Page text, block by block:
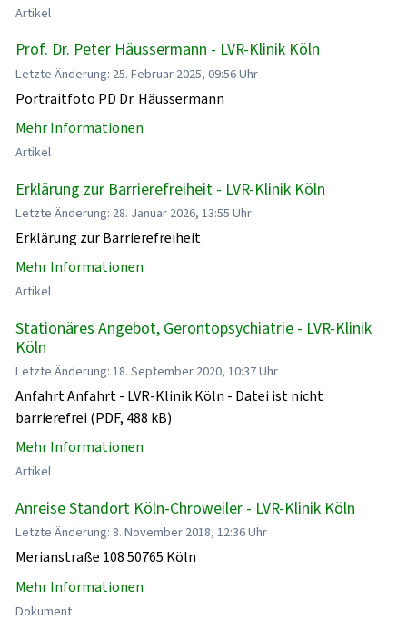
Artikel
Prof. Dr. Peter Häussermann - LVR-Klinik Köln
Letzte Änderung: 25. Februar 2025, 09:56 Uhr
Portraitfoto PD Dr. Häussermann
Mehr Informationen
Artikel
Erklärung zur Barrierefreiheit - LVR-Klinik Köln
Letzte Änderung: 28. Januar 2026, 13:55 Uhr
Erklärung zur Barrierefreiheit
Mehr Informationen
Artikel
Stationäres Angebot, Gerontopsychiatrie - LVR-Klinik
Köln
Letzte Änderung: 18. September 2020, 10:37 Uhr
Anfahrt Anfahrt - LVR-Klinik Köln - Datei ist nicht
barrierefrei (PDF, 488 kB)
Mehr Informationen
Artikel
Anreise Standort Köln-Chroweiler - LVR-Klinik Köln
Letzte Änderung: 8. November 2018, 12:36 Uhr
Merianstraße 108 50765 Köln
Mehr Informationen
Dokument